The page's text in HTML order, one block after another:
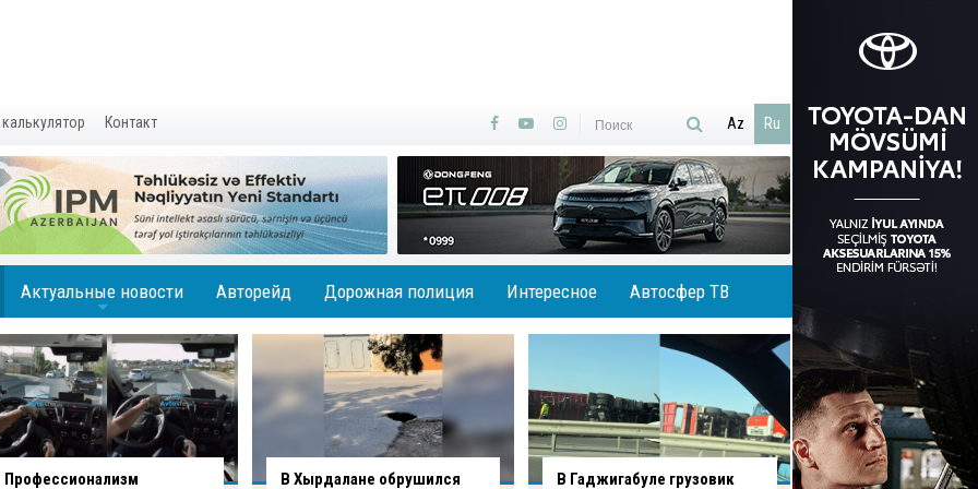
Контакт Az Ru
Актуальные новости Авторейд Дорожная полиция Интересное Автосфер ТВ
В Хырдалане обрушился
В Гаджигабуле грузовик
В Баку водитель нарушил
В Хырдалане